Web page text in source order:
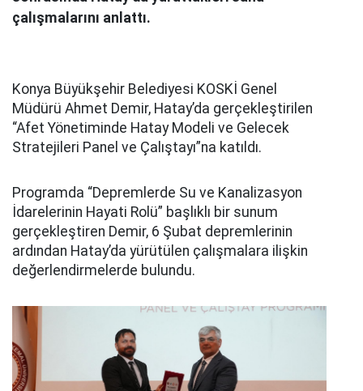
çalışmalarını anlattı.
Konya Büyükşehir Belediyesi KOSKİ Genel
Müdürü Ahmet Demir, Hatay’da gerçekleştirilen
“Afet Yönetiminde Hatay Modeli ve Gelecek
Stratejileri Panel ve Çalıştayı”na katıldı.
Programda “Depremlerde Su ve Kanalizasyon
İdarelerinin Hayati Rolü” başlıklı bir sunum
gerçekleştiren Demir, 6 Şubat depremlerinin
ardından Hatay’da yürütülen çalışmalara ilişkin
değerlendirmelerde bulundu.